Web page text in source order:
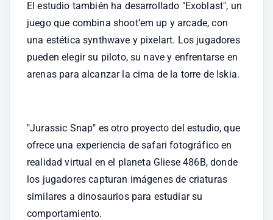
El estudio también ha desarrollado "Exoblast", un
juego que combina shoot’em up y arcade, con
una estética synthwave y pixelart. Los jugadores
pueden elegir su piloto, su nave y enfrentarse en
arenas para alcanzar la cima de la torre de Iskia.
"Jurassic Snap" es otro proyecto del estudio, que
ofrece una experiencia de safari fotográfico en
realidad virtual en el planeta Gliese 486B, donde
los jugadores capturan imágenes de criaturas
similares a dinosaurios para estudiar su
comportamiento.